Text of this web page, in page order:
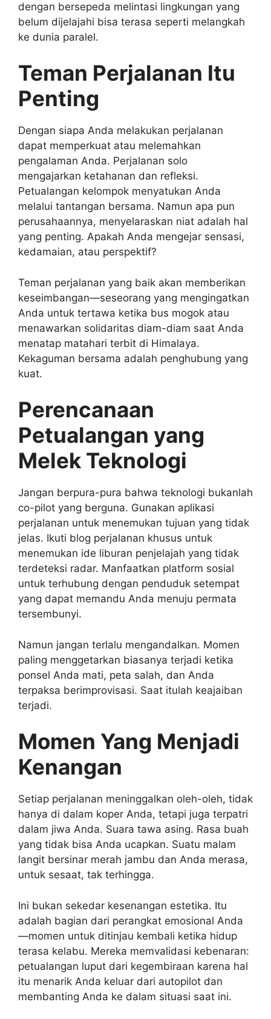
dengan bersepeda melintasi lingkungan yang
belum dijelajahi bisa terasa seperti melangkah
ke dunia paralel.
Teman Perjalanan Itu
Penting
Dengan siapa Anda melakukan perjalanan
dapat memperkuat atau melemahkan
pengalaman Anda. Perjalanan solo
mengajarkan ketahanan dan refleksi.
Petualangan kelompok menyatukan Anda
melalui tantangan bersama. Namun apa pun
perusahaannya, menyelaraskan niat adalah hal
yang penting. Apakah Anda mengejar sensasi,
kedamaian, atau perspektif?
Teman perjalanan yang baik akan memberikan
keseimbangan—seseorang yang mengingatkan
Anda untuk tertawa ketika bus mogok atau
menawarkan solidaritas diam-diam saat Anda
menatap matahari terbit di Himalaya.
Kekaguman bersama adalah penghubung yang
kuat.
Perencanaan
Petualangan yang
Melek Teknologi
Jangan berpura-pura bahwa teknologi bukanlah
co-pilot yang berguna. Gunakan aplikasi
perjalanan untuk menemukan tujuan yang tidak
jelas. Ikuti blog perjalanan khusus untuk
menemukan ide liburan penjelajah yang tidak
terdeteksi radar. Manfaatkan platform sosial
untuk terhubung dengan penduduk setempat
yang dapat memandu Anda menuju permata
tersembunyi.
Namun jangan terlalu mengandalkan. Momen
paling menggetarkan biasanya terjadi ketika
ponsel Anda mati, peta salah, dan Anda
terpaksa berimprovisasi. Saat itulah keajaiban
terjadi.
Momen Yang Menjadi
Kenangan
Setiap perjalanan meninggalkan oleh-oleh, tidak
hanya di dalam koper Anda, tetapi juga terpatri
dalam jiwa Anda. Suara tawa asing. Rasa buah
yang tidak bisa Anda ucapkan. Suatu malam
langit bersinar merah jambu dan Anda merasa,
untuk sesaat, tak terhingga.
Ini bukan sekedar kesenangan estetika. Itu
adalah bagian dari perangkat emosional Anda
—momen untuk ditinjau kembali ketika hidup
terasa kelabu. Mereka memvalidasi kebenaran:
petualangan luput dari kegembiraan karena hal
itu menarik Anda keluar dari autopilot dan
membanting Anda ke dalam situasi saat ini.